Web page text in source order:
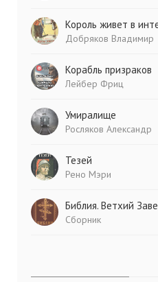
Король живет в
Добряков Владимир
Корабль призраков
Лейбер Фриц
Умиралище
Росляков Александр
Тезей
Рено Мэри
Библия. Ветхий
Сборник